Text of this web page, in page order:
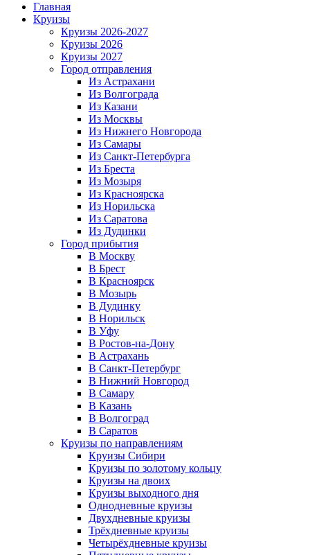
Главная
Круизы
Круизы 2026-2027
Круизы 2026
Круизы 2027
Город отправления
Из Астрахани
Из Волгограда
Из Казани
Из Москвы
Из Нижнего Новгорода
Из Самары
Из Санкт-Петербурга
Из Бреста
Из Мозыря
Из Красноярска
Из Норильска
Из Саратова
Из Дудинки
Город прибытия
В Москву
В Брест
В Красноярск
В Мозырь
В Дудинку
В Норильск
В Уфу
В Ростов-на-Дону
В Астрахань
В Санкт-Петербург
В Нижний Новгород
В Самару
В Казань
В Волгоград
В Саратов
Круизы по направлениям
Круизы Сибири
Круизы по золотому кольцу
Круизы на двоих
Круизы выходного дня
Однодневные круизы
Двухдневные круизы
Трёхдневные круизы
Четырёхдневные круизы